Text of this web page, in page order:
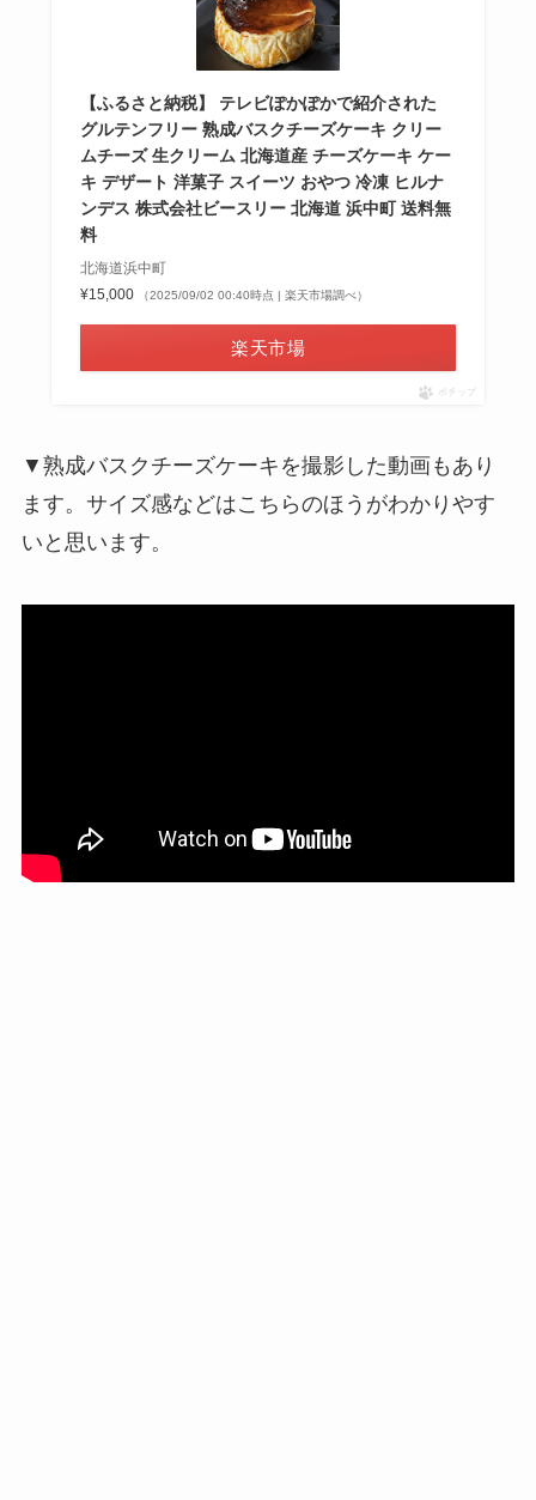
【ふるさと納税】 テレビぽかぽかで紹介された
グルテンフリー 熟成バスクチーズケーキ クリー
ムチーズ 生クリーム 北海道産 チーズケーキ ケー
キ デザート 洋菓子 スイーツ おやつ 冷凍 ヒルナ
ンデス 株式会社ビースリー 北海道 浜中町 送料無
料
北海道浜中町
¥15,000
（2025/09/02 00:40時点 | 楽天市場調べ）
楽天市場
ポチップ
▼熟成バスクチーズケーキを撮影した動画もあり
ます。サイズ感などはこちらのほうがわかりやす
いと思います。